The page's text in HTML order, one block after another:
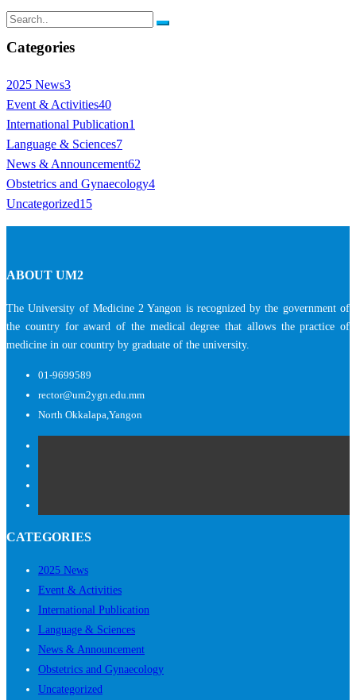
Categories
2025 News3
Event & Activities40
International Publication1
Language & Sciences7
News & Announcement62
Obstetrics and Gynaecology4
Uncategorized15
ABOUT UM2
The University of Medicine 2 Yangon is recognized by the government of
the country for award of the medical degree that allows the practice of
medicine in our country by graduate of the university.
01-9699589
rector@um2ygn.edu.mm
North Okkalapa,Yangon
CATEGORIES
2025 News
Event & Activities
International Publication
Language & Sciences
News & Announcement
Obstetrics and Gynaecology
Uncategorized